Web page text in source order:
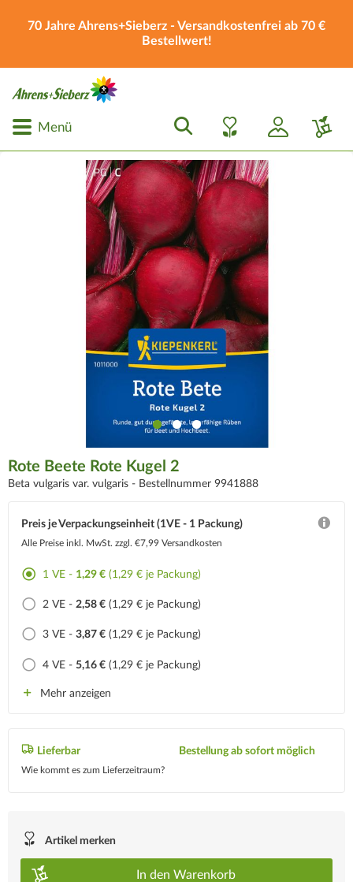
70 Jahre Ahrens+Sieberz - Versandkostenfrei ab 70 €
Bestellwert!
Menü
Rote Beete Rote Kugel 2
Beta vulgaris var. vulgaris - Bestellnummer 9941888
Preis je Verpackungseinheit (1VE - 1 Packung)
Alle Preise inkl. MwSt. zzgl. €7,99 Versandkosten
1 VE - 1,29 € (1,29 € je Packung)
2 VE - 2,58 € (1,29 € je Packung)
3 VE - 3,87 € (1,29 € je Packung)
4 VE - 5,16 € (1,29 € je Packung)
Mehr anzeigen
Lieferbar
Wie kommt es zum Lieferzeitraum?
Bestellung ab sofort möglich
Artikel merken
In den Warenkorb